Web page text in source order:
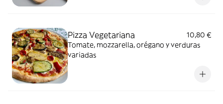
Pizza Vegetariana
10,80 €
Tomate, mozzarella, orégano y verduras
variadas